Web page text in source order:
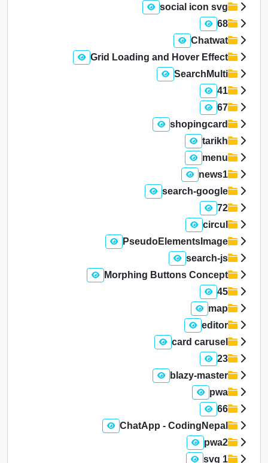
social icon svg
68
Chatwat
Grid Loading and Hover Effect
SearchMulti
41
67
shopingcard
tarikh
menu
news1
search-google
72
circul
PseudoElementsImage
search-js
Morphing Buttons Concept
45
map
editor
card carusel
23
blazy-master
pwa
66
ChatApp - CodingNepal
pwa2
1 svg